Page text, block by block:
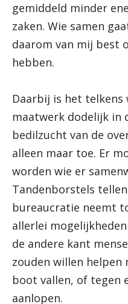
gemiddeld minder
zaken. Wie samen
daarom van mij best
hebben.
Daarbij is het telkens
maatwerk dodelijk in
bedilzucht van de
alleen maar toe. Er
worden wie er
Tandenborstels
bureaucratie neemt
allerlei
de andere kant
zouden willen helpen
boot vallen, of tegen
aanlopen.